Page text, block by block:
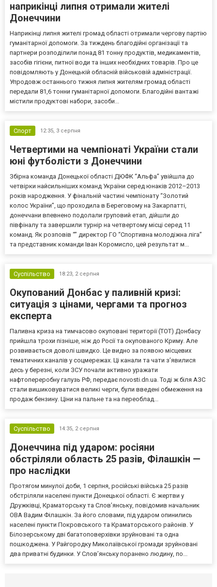
наприкінці липня отримали жителі
Донеччини
Наприкінці липня жителі громад області отримали чергову партію
гуманітарної допомоги. За тиждень благодійні організації та
партнери розподілили понад 81 тонну продуктів, медикаментів,
засобів гігієни, питної води та інших необхідних товарів. Про це
повідомляють у Донецькій обласній військовій адміністрації.
Упродовж останнього тижня липня жителям громад області
передали 81,6 тонни гуманітарної допомоги. Благодійні вантажі
містили продуктові набори, засоби...
Спорт 12:35, 3 серпня
Четвертими на чемпіонаті України стали
юні футболісти з Донеччини
Збірна команда Донецької області ДЮФК “Альфа” увійшла до
четвірки найсильніших команд України серед юнаків 2012–2013
років народження. У фінальній частині чемпіонату “Золотий
колос України”, що проходила в Береговому на Закарпатті,
донеччани впевнено подолали груповий етап, дійшли до
півфіналу та завершили турнір на четвертому місці серед 11
команд. Як розповів “” директор ГО “Спортивна молодіжна ліга”
та представник команди Іван Коромисло, цей результат м...
Суспільство 18:23, 2 серпня
Окупований Донбас у паливній кризі:
ситуація з цінами, чергами та прогноз
експерта
Паливна криза на тимчасово окуповані території (ТОТ) Донбасу
прийшла трохи пізніше, ніж до Росії та окупованого Криму. Але
розвивається доволі швидко. Це видно за появою місцевих
тематичних каналів у соцмережах. Ці канали та чати з’явилися
десь у березні, коли ЗСУ почали активно уражати
нафтопереробну галузь РФ, передає novosti.dn.ua. Тоді ж біля АЗС
стали вишиковуватися великі черги, були введені обмеження на
продаж бензину. Ціни на пальне та на переоблад...
Суспільство 14:35, 2 серпня
Донеччина під ударом: росіяни
обстріляли область 25 разів, Філашкін —
про наслідки
Протягом минулої доби, 1 серпня, російські війська 25 разів
обстріляли населені пункти Донецької області. Є жертви у
Дружківці, Краматорську та Слов’янську, повідомив начальник
ОВА Вадим Філашкін. За його словами, під ударом опинились
населені пункти Покровського та Краматорського районів. У
Білозерському дві багатоповерхівки зруйновані та одна
пошкоджена. У Райгородку Миколаївської громади зруйновані
два приватні будинки. У Слов’янську поранено людину, по...